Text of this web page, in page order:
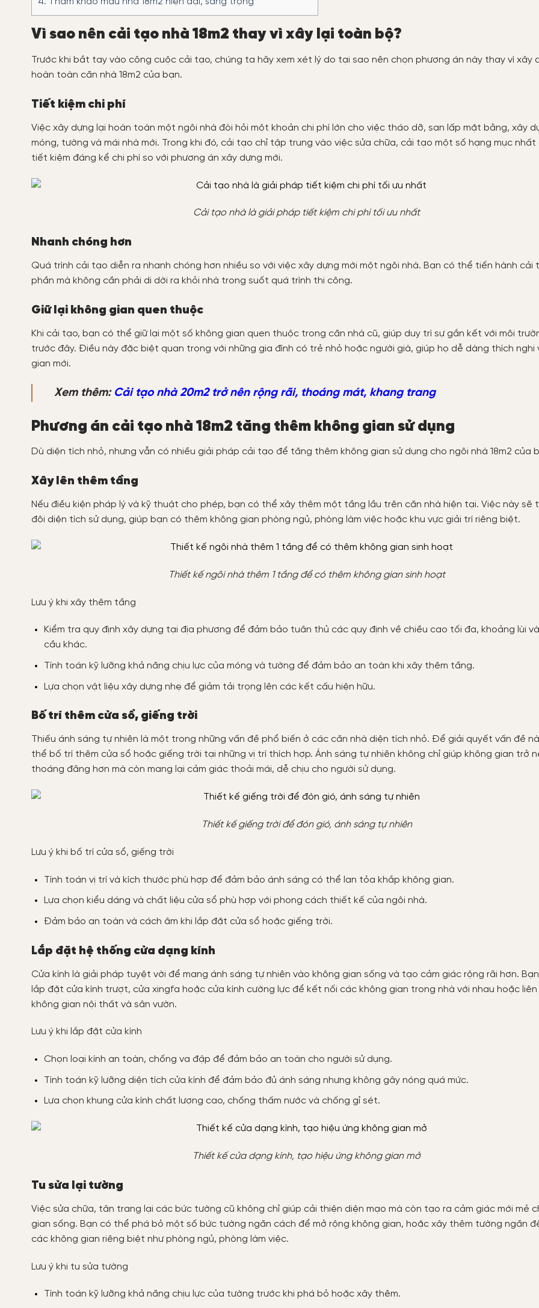
Vì sao nên cải tạo nhà 18m2 thay vì xây lại toàn bộ?
Trước khi bắt tay vào công cuộc cải tạo, chúng ta hãy xem xét lý do tại sao nên chọn phương án này thay vì xây
hoàn toàn căn nhà 18m2 của bạn.
Tiết kiệm chi phí
Việc xây dựng lại hoàn toàn một ngôi nhà đòi hỏi một khoản chi phí lớn cho việc tháo dỡ, san lấp mặt bằng, xây
móng, tường và mái nhà mới. Trong khi đó, cải tạo chỉ tập trung vào việc sửa chữa, cải tạo một số hạng mục nhất
tiết kiệm đáng kể chi phí so với phương án xây dựng mới.
Cải tạo nhà là giải pháp tiết kiệm chi phí tối ưu nhất
Nhanh chóng hơn
Quá trình cải tạo diễn ra nhanh chóng hơn nhiều so với việc xây dựng mới một ngôi nhà. Bạn có thể tiến hành cải
phần mà không cần phải di dời ra khỏi nhà trong suốt quá trình thi công.
Giữ lại không gian quen thuộc
Khi cải tạo, bạn có thể giữ lại một số không gian quen thuộc trong căn nhà cũ, giúp duy trì sự gắn kết với môi
trước đây. Điều này đặc biệt quan trọng với những gia đình có trẻ nhỏ hoặc người già, giúp họ dễ dàng thích nghi
gian mới.
Xem thêm: Cải tạo nhà 20m2 trở nên rộng rãi, thoáng mát, khang trang
Phương án cải tạo nhà 18m2 tăng thêm không gian sử dụng
Dù diện tích nhỏ, nhưng vẫn có nhiều giải pháp cải tạo để tăng thêm không gian sử dụng cho ngôi nhà 18m2 của
Xây lên thêm tầng
Nếu điều kiện pháp lý và kỹ thuật cho phép, bạn có thể xây thêm một tầng lầu trên căn nhà hiện tại. Việc này sẽ
đôi diện tích sử dụng, giúp bạn có thêm không gian phòng ngủ, phòng làm việc hoặc khu vực giải trí riêng biệt.
Thiết kế ngôi nhà thêm 1 tầng để có thêm không gian sinh hoạt
Lưu ý khi xây thêm tầng
Kiểm tra quy định xây dựng tại địa phương để đảm bảo tuân thủ các quy định về chiều cao tối đa, khoảng lùi
cầu khác.
Tính toán kỹ lưỡng khả năng chịu lực của móng và tường để đảm bảo an toàn khi xây thêm tầng.
Lựa chọn vật liệu xây dựng nhẹ để giảm tải trọng lên các kết cấu hiện hữu.
Bố trí thêm cửa sổ, giếng trời
Thiếu ánh sáng tự nhiên là một trong những vấn đề phổ biến ở các căn nhà diện tích nhỏ. Để giải quyết vấn đề
thể bố trí thêm cửa sổ hoặc giếng trời tại những vị trí thích hợp. Ánh sáng tự nhiên không chỉ giúp không gian trở
thoáng đãng hơn mà còn mang lại cảm giác thoải mái, dễ chịu cho người sử dụng.
Thiết kế giếng trời để đón gió, ánh sáng tự nhiên
Lưu ý khi bố trí cửa sổ, giếng trời
Tính toán vị trí và kích thước phù hợp để đảm bảo ánh sáng có thể lan tỏa khắp không gian.
Lựa chọn kiểu dáng và chất liệu cửa sổ phù hợp với phong cách thiết kế của ngôi nhà.
Đảm bảo an toàn và cách âm khi lắp đặt cửa sổ hoặc giếng trời.
Lắp đặt hệ thống cửa dạng kính
Cửa kính là giải pháp tuyệt vời để mang ánh sáng tự nhiên vào không gian sống và tạo cảm giác rộng rãi hơn.
lắp đặt cửa kính trượt, cửa xingfa hoặc cửa kính cường lực để kết nối các không gian trong nhà với nhau hoặc
không gian nội thất và sân vườn.
Lưu ý khi lắp đặt cửa kính
Chọn loại kính an toàn, chống va đập để đảm bảo an toàn cho người sử dụng.
Tính toán kỹ lưỡng diện tích cửa kính để đảm bảo đủ ánh sáng nhưng không gây nóng quá mức.
Lựa chọn khung cửa kính chất lượng cao, chống thấm nước và chống gỉ sét.
Thiết kế cửa dạng kính, tạo hiệu ứng không gian mở
Tu sửa lại tường
Việc sửa chữa, tân trang lại các bức tường cũ không chỉ giúp cải thiện diện mạo mà còn tạo ra cảm giác mới mẻ
gian sống. Bạn có thể phá bỏ một số bức tường ngăn cách để mở rộng không gian, hoặc xây thêm tường ngăn
các không gian riêng biệt như phòng ngủ, phòng làm việc.
Lưu ý khi tu sửa tường
Tính toán kỹ lưỡng khả năng chịu lực của tường trước khi phá bỏ hoặc xây thêm.